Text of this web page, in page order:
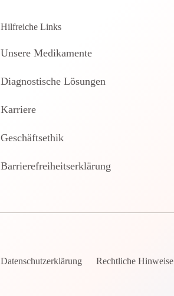
Hilfreiche Links
Unsere Medikamente
Diagnostische Lösungen
Karriere
Geschäftsethik
Barrierefreiheitserklärung
Datenschutzerklärung Rechtliche Hinweise